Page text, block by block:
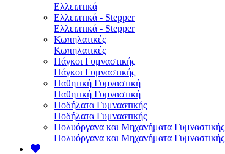
Ελλειπτικά
Ελλειπτικά - Stepper
Ελλειπτικά - Stepper
Κωπηλατικές
Κωπηλατικές
Πάγκοι Γυμναστικής
Πάγκοι Γυμναστικής
Παθητική Γυμναστική
Παθητική Γυμναστική
Ποδήλατα Γυμναστικής
Ποδήλατα Γυμναστικής
Πολυόργανα και Μηχανήματα Γυμναστικής
Πολυόργανα και Μηχανήματα Γυμναστικής